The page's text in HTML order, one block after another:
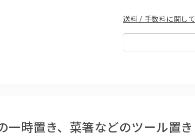
送料 / 手数料に関して
一時置き、菜箸などのツール置き